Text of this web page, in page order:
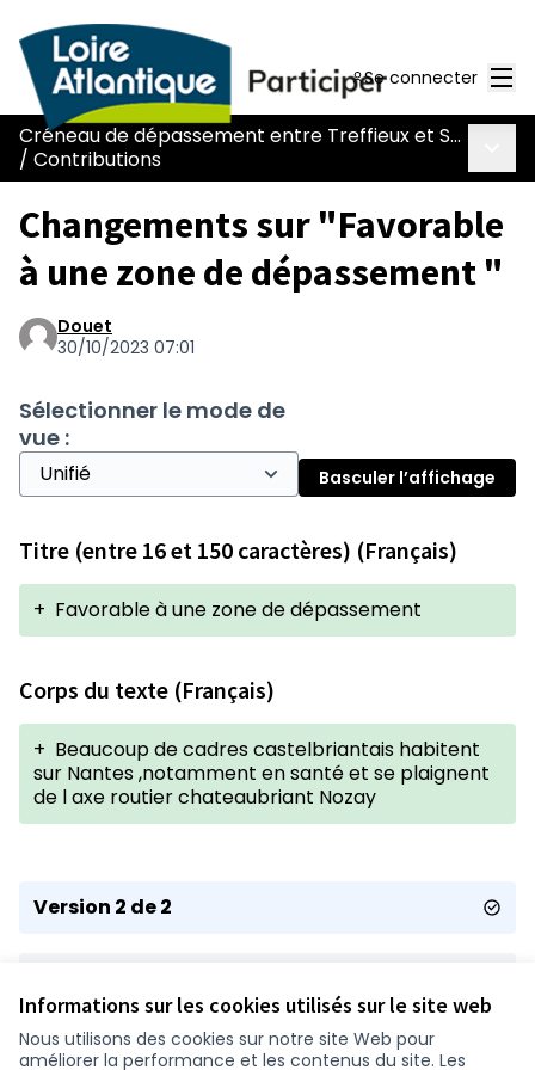
Informations sur les cookies utilisés sur le site web
Nous utilisons des cookies sur notre site Web pour
améliorer la performance et les contenus du site. Les
Se connecter
Créneau de dépassement entre Treffieux et Saint-Vincent-des-Landes
/ Contributions
Changements sur "Favorable
à une zone de dépassement "
Douet
30/10/2023 07:01
Sélectionner le mode de
vue :
Basculer l’affichage
Titre (entre 16 et 150 caractères) (Français)
+ Favorable à une zone de dépassement
Corps du texte (Français)
+ Beaucoup de cadres castelbriantais habitent
sur Nantes ,notamment en santé et se plaignent
de l axe routier chateaubriant Nozay
Version 2 de 2
Conditions d'utilisation